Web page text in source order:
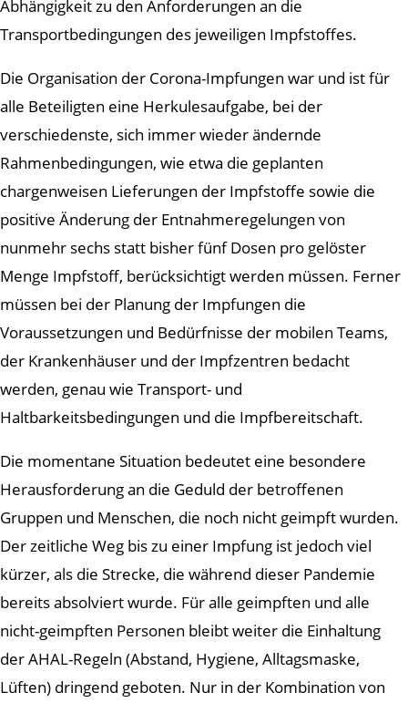
Abhängigkeit zu den Anforderungen an die
Transportbedingungen des jeweiligen Impfstoffes.
Die Organisation der Corona-Impfungen war und ist für
alle Beteiligten eine Herkulesaufgabe, bei der
verschiedenste, sich immer wieder ändernde
Rahmenbedingungen, wie etwa die geplanten
chargenweisen Lieferungen der Impfstoffe sowie die
positive Änderung der Entnahmeregelungen von
nunmehr sechs statt bisher fünf Dosen pro gelöster
Menge Impfstoff, berücksichtigt werden müssen. Ferner
müssen bei der Planung der Impfungen die
Voraussetzungen und Bedürfnisse der mobilen Teams,
der Krankenhäuser und der Impfzentren bedacht
werden, genau wie Transport- und
Haltbarkeitsbedingungen und die Impfbereitschaft.
Die momentane Situation bedeutet eine besondere
Herausforderung an die Geduld der betroffenen
Gruppen und Menschen, die noch nicht geimpft wurden.
Der zeitliche Weg bis zu einer Impfung ist jedoch viel
kürzer, als die Strecke, die während dieser Pandemie
bereits absolviert wurde. Für alle geimpften und alle
nicht-geimpften Personen bleibt weiter die Einhaltung
der AHAL-Regeln (Abstand, Hygiene, Alltagsmaske,
Lüften) dringend geboten. Nur in der Kombination von